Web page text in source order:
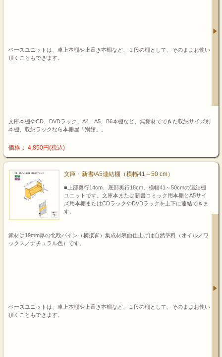
ベースユニットは、卓上本棚や上置き本棚など、１段の棚として、そのままお使い
頂くこともできます。
文庫本棚やCD、DVDラック、A4、A5、B6本棚など、無垢材でできた収納サイズ別
本棚、収納ラックなら本棚屋「別館」。
価格： 4,850円(税込)
文庫・新書/A5連結棚（横幅41～50 cm）
■上部奥行14cm、底部奥行18cm、横幅41～50cmの連結棚
ユニットです。文庫本または新書コミック用本棚とA5サイ
ズ用本棚またはCDラックやDVDラックを上下に連結できま
す。
素材は19mm厚の北欧パイン（横接ぎ）集成材表面仕上げは自然塗料（オイル／ワ
ックス／ナチュラル色）です。
ベースユニットは、卓上本棚や上置き本棚など、１段の棚として、そのままお使い
頂くこともできます。